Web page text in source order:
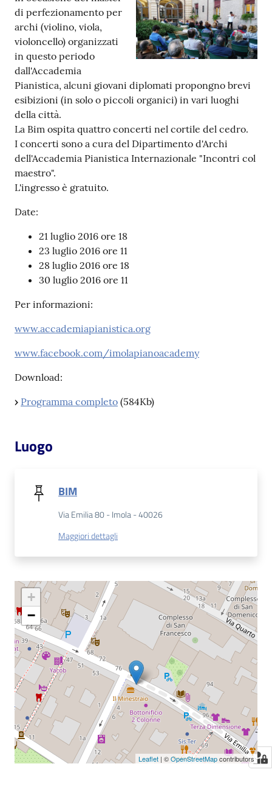
Casa
Piani
Archivio
storico
Decentrate
Patto
per
lettura
Seguici
on line
Avvisi
Orari
di perfezionamento per
archi (violino, viola,
violoncello) organizzati
in questo periodo
dall'Accademia
Pianistica, alcuni giovani diplomati propongno brevi
esibizioni (in solo o piccoli organici) in vari luoghi
della città.
La Bim ospita quattro concerti nel cortile del cedro.
I concerti sono a cura del Dipartimento d'Archi
dell'Accademia Pianistica Internazionale "Incontri col
maestro".
L'ingresso è gratuito.
Date:
21 luglio 2016 ore 18
23 luglio 2016 ore 11
28 luglio 2016 ore 18
30 luglio 2016 ore 11
Per informazioni:
www.accademiapianistica.org
www.facebook.com/imolapianoacademy
Download:
› Programma completo (584Kb)
Luogo
BIM
Via Emilia 80 - Imola - 40026
Maggiori dettagli
+
−
Leaflet | ©OpenStreetMapcontributors